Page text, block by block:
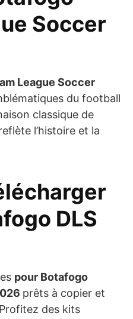
Soccer
League Soccer
du football
classique de
l’histoire et la
DLS
pour Botafogo
prêts à copier et
des kits